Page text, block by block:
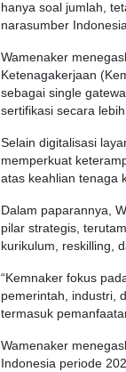
hanya soal jumlah,
narasumber
Wamenaker
Ketenagakerjaan
sebagai single
sertifikasi secara
Selain digitalisasi
memperkuat
atas keahlian tenaga
Dalam paparannya,
pilar strategis,
kurikulum, reskilling,
“Kemnaker fokus
pemerintah, industri,
termasuk
Wamenaker
Indonesia periode